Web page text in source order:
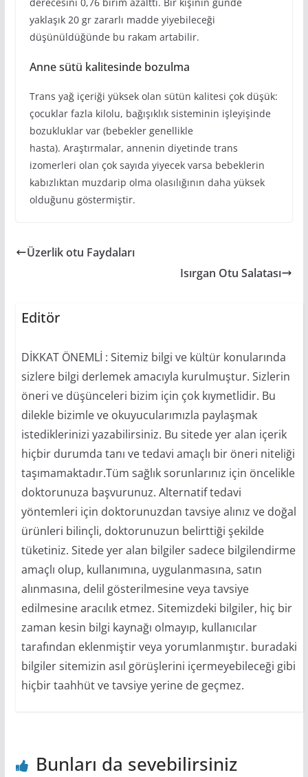
yaklaşık 20 gr zararlı madde yiyebileceği
düşünüldüğünde bu rakam artabilir.
Anne sütü kalitesinde bozulma
Trans yağ içeriği yüksek olan sütün kalitesi çok düşük:
çocuklar fazla kilolu, bağışıklık sisteminin işleyişinde
bozukluklar var (bebekler genellikle
hasta). Araştırmalar, annenin diyetinde trans
izomerleri olan çok sayıda yiyecek varsa bebeklerin
kabızlıktan muzdarip olma olasılığının daha yüksek
olduğunu göstermiştir.
Üzerlik otu Faydaları
Isırgan Otu Salatası
Editör
DİKKAT ÖNEMLİ : Sitemiz bilgi ve kültür konularında
sizlere bilgi derlemek amacıyla kurulmuştur. Sizlerin
öneri ve düşünceleri bizim için çok kıymetlidir. Bu
dilekle bizimle ve okuyucularımızla paylaşmak
istediklerinizi yazabilirsiniz. Bu sitede yer alan içerik
hiçbir durumda tanı ve tedavi amaçlı bir öneri niteliği
taşımamaktadır.Tüm sağlık sorunlarınız için öncelikle
doktorunuza başvurunuz. Alternatif tedavi
yöntemleri için doktorunuzdan tavsiye alınız ve doğal
ürünleri bilinçli, doktorunuzun belirttiği şekilde
tüketiniz. Sitede yer alan bilgiler sadece bilgilendirme
amaçlı olup, kullanımına, uygulanmasına, satın
alınmasına, delil gösterilmesine veya tavsiye
edilmesine aracılık etmez. Sitemizdeki bilgiler, hiç bir
zaman kesin bilgi kaynağı olmayıp, kullanıcılar
tarafından eklenmiştir veya yorumlanmıştır. buradaki
bilgiler sitemizin asıl görüşlerini içermeyebileceği gibi
hiçbir taahhüt ve tavsiye yerine de geçmez.
Bunları da sevebilirsiniz